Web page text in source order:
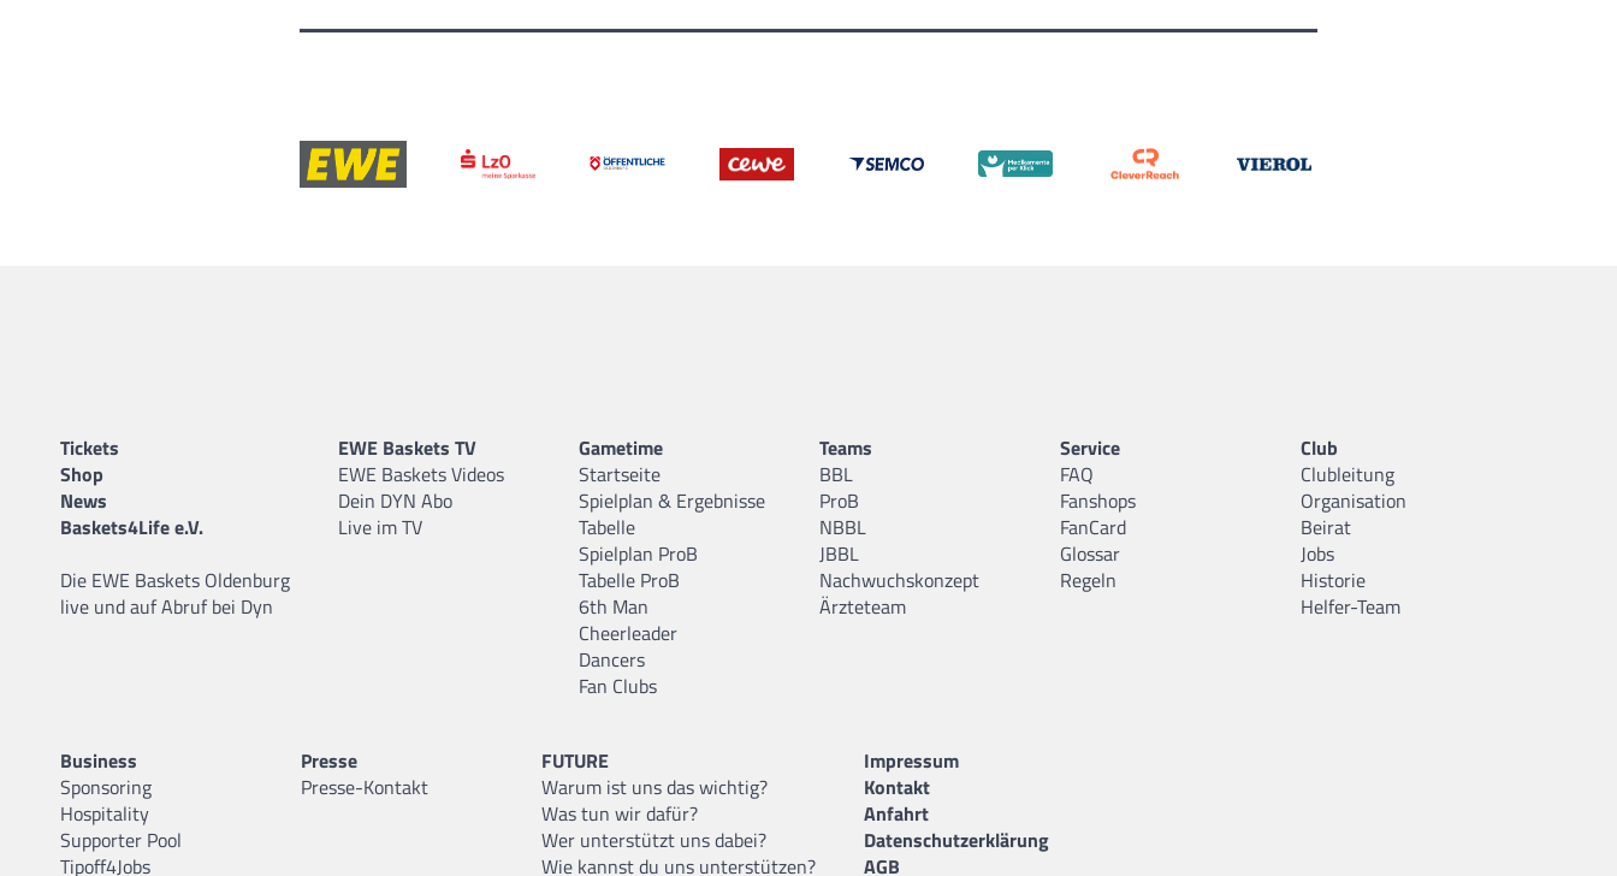
Tickets
Shop
News
Baskets4Life e.V.
Die EWE Baskets Oldenburg
live und auf Abruf bei Dyn
EWE Baskets TV
EWE Baskets Videos
Dein DYN Abo
Live im TV
Gametime
Startseite
Spielplan & Ergebnisse
Tabelle
Spielplan ProB
Tabelle ProB
6th Man
Cheerleader
Dancers
Fan Clubs
Teams
BBL
ProB
NBBL
JBBL
Nachwuchskonzept
Ärzteteam
Service
FAQ
Fanshops
FanCard
Glossar
Regeln
Club
Clubleitung
Organisation
Beirat
Jobs
Historie
Helfer-Team
Business
Sponsoring
Hospitality
Supporter Pool
Tipoff4Jobs
Presse
Presse-Kontakt
FUTURE
Warum ist uns das wichtig?
Was tun wir dafür?
Wer unterstützt uns dabei?
Wie kannst du uns unterstützen?
Impressum
Kontakt
Anfahrt
Datenschutzerklärung
AGB